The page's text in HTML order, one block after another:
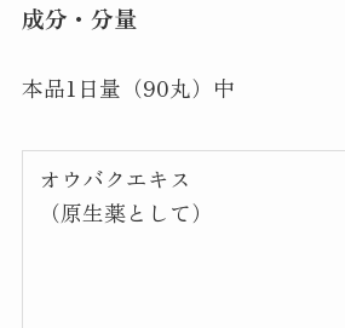
成分・分量
本品1日量（90丸）中
オウバクエキス
（原生薬として）